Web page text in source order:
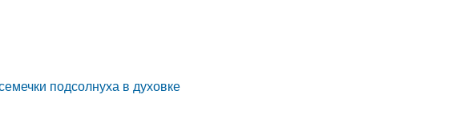
подсолнуха в духовке